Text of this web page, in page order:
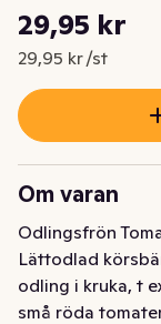
Nuvarande pris
29,95 kr
29,95 kr /st
Styckpris: 29,95 kr
Om varan
Odlingsfrön
Lättodlad
odling i kruka, t
små röda